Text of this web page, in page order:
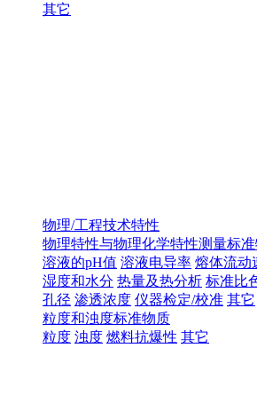
其它
物理/工程技术特性
物理特性与物理化学特性测量标
溶液的pH值 溶液电导率 熔体流动
湿度和水分 热量及热分析 标准比
孔径 渗透浓度 仪器检定/校准 其它
粒度和浊度标准物质
粒度 浊度 燃料抗爆性 其它